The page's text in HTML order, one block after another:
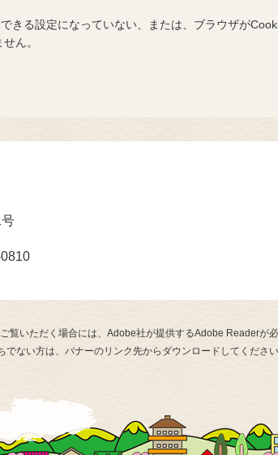
きる設定になっていない、または、ブラウザが
ん。
号
覧いただく場合には、Adobe社が提供するAdobe Readerが必
ない方は、バナーのリンク先からダウンロードしてください